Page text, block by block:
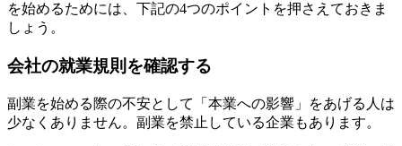
を始めるためには、下記の4つのポイントを押さえておきま
しょう。
会社の就業規則を確認する
副業を始める際の不安として「本業への影響」をあげる人は
少なくありません。副業を禁止している企業もあります。